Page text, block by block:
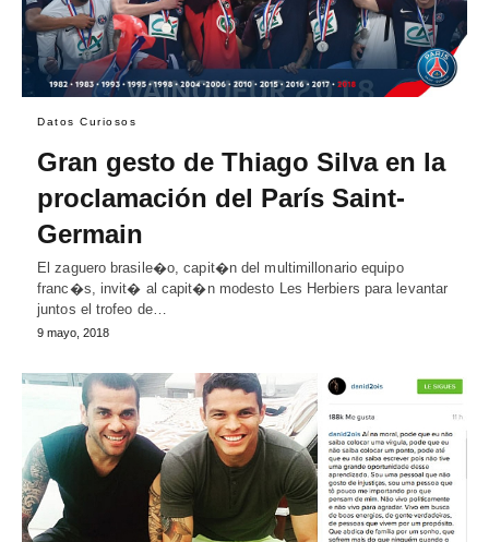
Datos Curiosos
Gran gesto de Thiago Silva en la
proclamación del París Saint-
Germain
El zaguero brasile�o, capit�n del multimillonario equipo
franc�s, invit� al capit�n modesto Les Herbiers para levantar
juntos el trofeo de…
9 mayo, 2018